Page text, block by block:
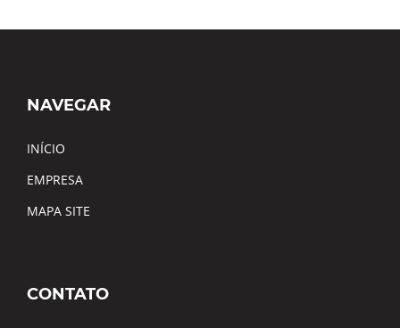
NAVEGAR
INÍCIO
EMPRESA
MAPA SITE
CONTATO